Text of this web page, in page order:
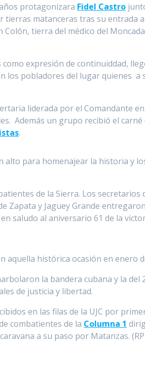
protagonizara Fidel Castro
tierras matanceras tras su entrada
tierra del médico del Moncada
expresión de continuiddad,
los pobladores del lugar quienes a
liderada por el Comandante en
Además un grupo recibió el carné
.
alto para homenajear la historia y
de la Sierra. Los secretarios
Zapata y Jaguey Grande
saludo al aniversario 61 de la
aquella histórica ocasión en enero
la bandera cubana y la del
de justicia y libertad.
en las filas de la UJC por
combatientes de la Columna 1
a su paso por Matanzas.